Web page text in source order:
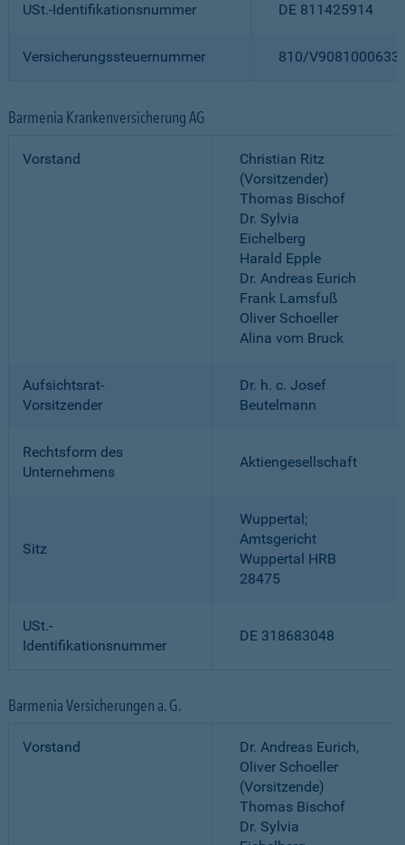
USt.-Identifikationsnummer DE 811425914
Versicherungssteuernummer 810/
Barmenia Krankenversicherung AG
Vorstand
Christian Ritz
(Vorsitzender)
Thomas Bischof
Dr. Sylvia
Eichelberg
Harald Epple
Dr. Andreas Eurich
Frank Lamsfuß
Oliver Schoeller
Alina vom Bruck
Aufsichtsrat-
Vorsitzender
Dr. h. c. Josef
Beutelmann
Rechtsform des
Unternehmens
Aktiengesellschaft
Sitz
Wuppertal;
Amtsgericht
Wuppertal HRB
28475
USt.-
Identifikationsnummer
DE 318683048
Barmenia Versicherungen a. G.
Vorstand
Dr. Andreas Eurich,
Oliver Schoeller
(Vorsitzende)
Thomas Bischof
Dr. Sylvia